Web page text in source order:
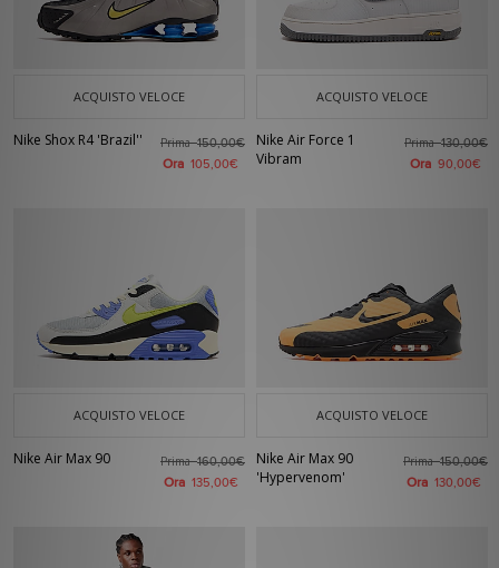
ACQUISTO VELOCE
Nike Shox R4 'Brazil'' Prima150,00€
Ora 105,00€
ACQUISTO VELOCE
Nike Air Force 1
Vibram
Prima130,00€
Ora 90,00€
ACQUISTO VELOCE
Nike Air Max 90 Prima160,00€
Ora 135,00€
ACQUISTO VELOCE
Nike Air Max 90
'Hypervenom'
Prima150,00€
Ora 130,00€